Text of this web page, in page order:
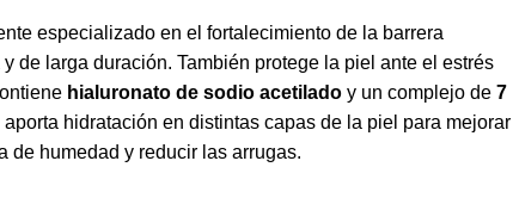
especializado en el fortalecimiento de la barrera
de larga duración. También protege la piel ante el estrés
hialuronato de sodio acetilado y un complejo de 7
aporta hidratación en distintas capas de la piel para mejorar
de humedad y reducir las arrugas.